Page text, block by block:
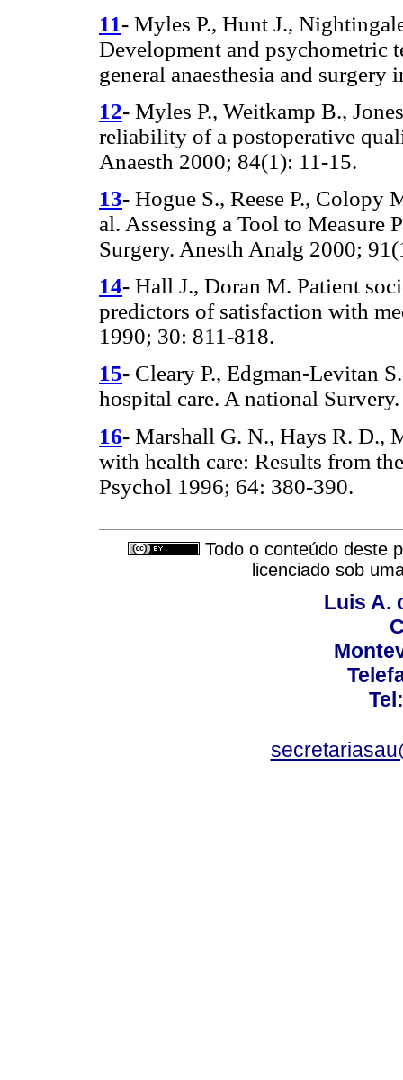
11- Myles P., Hunt J.,
Development and psychometric
general anaesthesia and
12- Myles P., Weitkamp B.,
reliability of a postoperative
Anaesth 2000; 84(1): 11-15.
13- Hogue S., Reese P., Colopy
al. Assessing a Tool to
Surgery. Anesth Analg 2000;
14- Hall J., Doran M. Patient
predictors of satisfaction with
1990; 30: 811-818.
15- Cleary P., Edgman-Levitan
hospital care. A national
16- Marshall G. N., Hays R. D.,
with health care: Results from
Psychol 1996; 64: 380-390.
Todo o conteúdo deste
licenciado sob
Luis A.